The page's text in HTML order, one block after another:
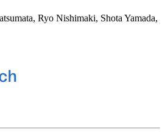
, Ryo Nishimaki, Shota Yamada,